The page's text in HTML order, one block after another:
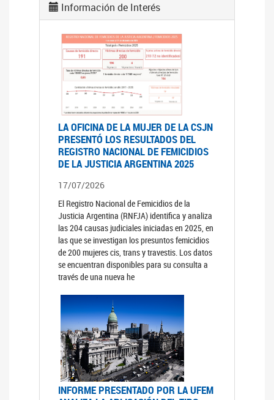
Información de Interés
LA OFICINA DE LA MUJER DE LA CSJN
PRESENTÓ LOS RESULTADOS DEL
REGISTRO NACIONAL DE FEMICIDIOS
DE LA JUSTICIA ARGENTINA 2025
17/07/2026
El Registro Nacional de Femicidios de la
Justicia Argentina (RNFJA) identifica y analiza
las 204 causas judiciales iniciadas en 2025, en
las que se investigan los presuntos femicidios
de 200 mujeres cis, trans y travestis. Los datos
se encuentran disponibles para su consulta a
través de una nueva he
INFORME PRESENTADO POR LA UFEM